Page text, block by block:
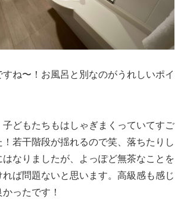
すね〜！お風呂と別なのがうれしいポイ
子どもたちもはしゃぎまくっていてすご
！若干階段が揺れるので笑、落ちたりし
なりましたが、よっぽど無茶なことを
ば問題ないと思います。高級感も感じ
ったです！